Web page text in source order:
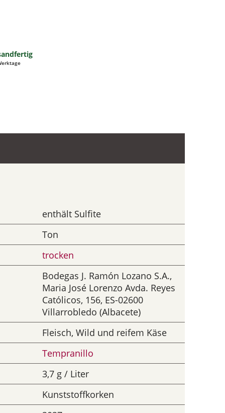
enthält Sulfite
Ton
trocken
Bodegas J. Ramón Lozano S.A.,
Maria José Lorenzo Avda. Reyes
Católicos, 156, ES-02600
Villarrobledo (Albacete)
Fleisch, Wild und reifem Käse
Tempranillo
3,7 g / Liter
Kunststoffkorken